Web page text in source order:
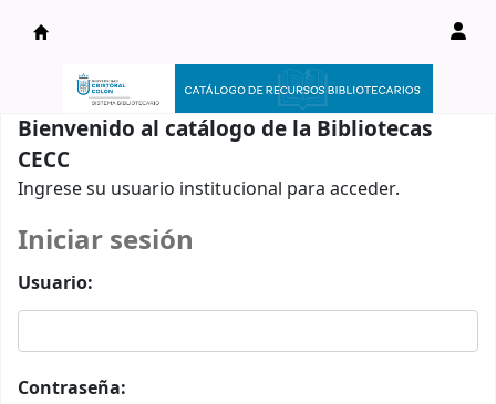
Catálogo en línea
Bienvenido al catálogo de la Bibliotecas
CECC
Ingrese su usuario institucional para acceder.
Iniciar sesión
Usuario:
Contraseña: